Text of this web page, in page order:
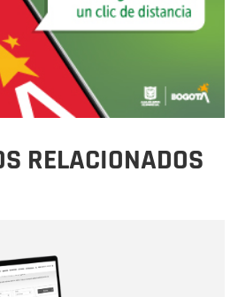
RELACIONADOS